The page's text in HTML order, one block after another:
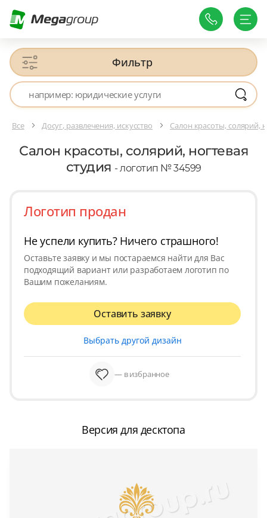
Фильтр
Все Досуг, развлечения, искусство Салон красоты, солярий,
Салон красоты, солярий, ногтевая
студия - логотип № 34599
Логотип продан
Не успели купить? Ничего страшного!
Оставьте заявку и мы постараемся найти для Вас
подходящий вариант или разработаем логотип по
Вашим пожеланиям.
Оставить заявку
Выбрать другой дизайн
— в избранное
Версия для десктопа